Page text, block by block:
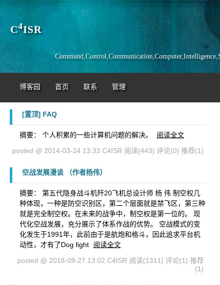
C4ISR
博客园 首页 联系 管理
[置顶] FAQ
摘要： 个人积累的一些计算机问题的解决。
阅读全文
posted @ 2014-03-24 13:33 C4ISR 阅读(443) 评论(0) 推荐(1)
空战发展漫谈 （作者杨伟）
摘要： 第五代隐身战斗机歼20飞机总设计师 杨 伟 制空权几
种体现，一种是防空识别区，第二个层面就是禁飞区，第三种
就是完全制空权。在未来的战争中，制空权是第一位的。 现
代化空战发展，充分展示了体系作战的优势。 空战模式的变
化发生于1991年，此前由于是航炮和格斗，因此追求平台机
动性，才有了Dog fight
阅读全文
posted @ 2018-09-27 13:02 C4ISR 阅读(1311) 评论(1) 推荐
(1)